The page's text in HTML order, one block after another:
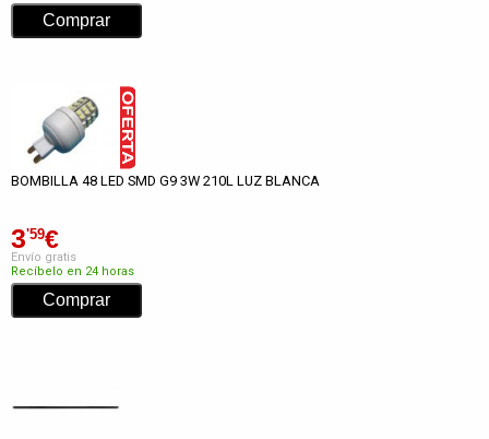
BOMBILLA 48 LED SMD G9 3W 210L LUZ BLANCA
3'59€
Envío gratis
Recíbelo en 24 horas